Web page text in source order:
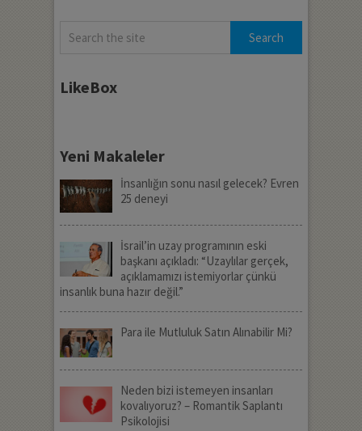
LikeBox
Yeni Makaleler
İnsanlığın sonu nasıl gelecek? Evren
25 deneyi
İsrail’in uzay programının eski
başkanı açıkladı: “Uzaylılar gerçek,
açıklamamızı istemiyorlar çünkü
insanlık buna hazır değil.”
Para ile Mutluluk Satın Alınabilir Mi?
Neden bizi istemeyen insanları
kovalıyoruz? – Romantik Saplantı
Psikolojisi